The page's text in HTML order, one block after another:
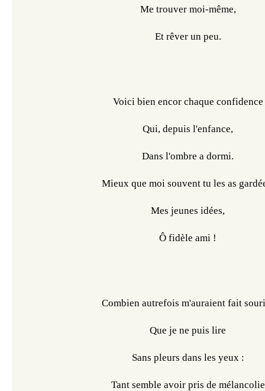
Me trouver moi-même,
Et rêver un peu.
Voici bien encor chaque confidence
Qui, depuis l'enfance,
Dans l'ombre a dormi.
Mieux que moi souvent tu les as
Mes jeunes idées,
Ô fidèle ami !
Combien autrefois m'auraient fait
Que je ne puis lire
Sans pleurs dans les yeux :
Tant semble avoir pris de mélancolie